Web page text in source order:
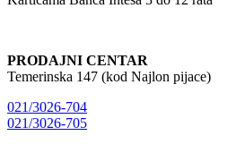
PRODAJNI CENTAR
Temerinska 147 (kod Najlon pijace)
021/3026-704
021/3026-705